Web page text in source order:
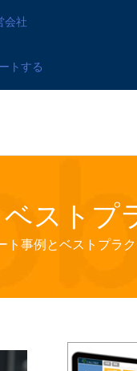
会社
トする
ストプ
ト事例とベストプラ